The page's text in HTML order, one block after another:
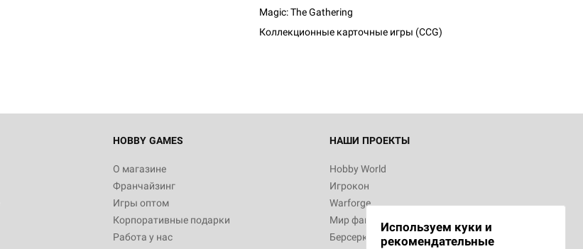
Magic: The Gathering
Коллекционные карточные игры (CCG)
HOBBY GAMES
О магазине
Франчайзинг
Игры оптом
Корпоративные подарки
Работа у нас
НАШИ ПРОЕКТЫ
Hobby World
Игрокон
Warforge
Мир фантастики
Берсерк
Используем куки и
рекомендательные
Настольная игра Hobby World Журнал
"Мир фантастики. Спецвыпуск: Братья
империи: Боевая тревога
799
Настольная игра Hobby World Сумерки
империи. Четвёртая редакция: Грозовой
Рубеж
12 990